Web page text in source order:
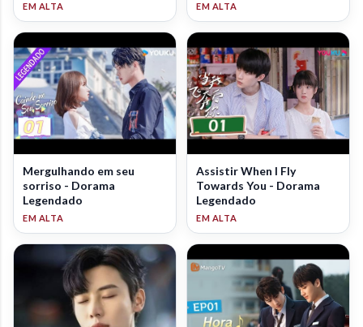
Mergulhando em seu
sorriso - Dorama
Legendado
Assistir When I Fly
Towards You - Dorama
Legendado